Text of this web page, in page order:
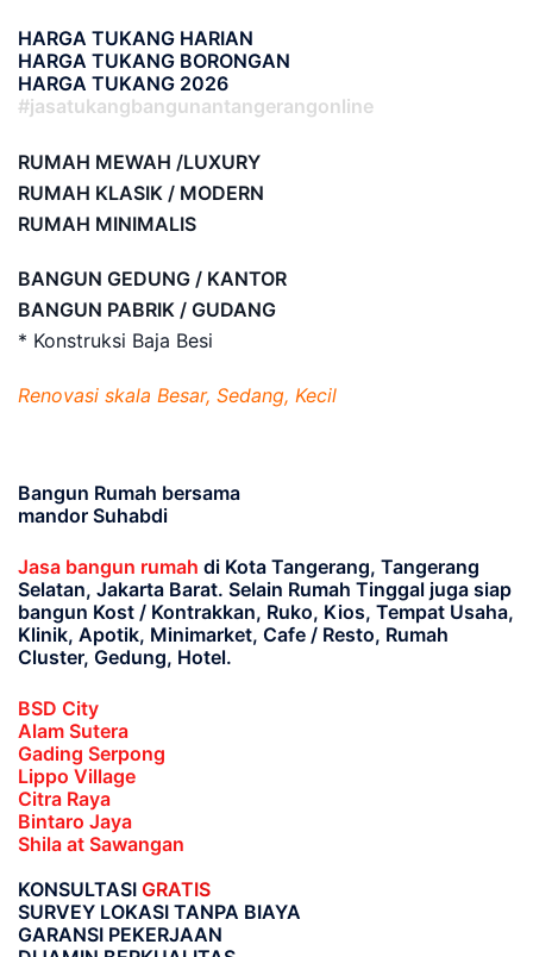
HARGA TUKANG HARIAN
HARGA TUKANG BORONGAN
HARGA TUKANG 2026
#jasatukangbangunantangerangonline
RUMAH MEWAH /LUXURY
RUMAH KLASIK / MODERN
RUMAH MINIMALIS
BANGUN GEDUNG / KANTOR
BANGUN PABRIK / GUDANG
* Konstruksi Baja Besi
Renovasi skala Besar, Sedang, Kecil
Bangun Rumah bersama
mandor Suhabdi
Jasa bangun rumah di Kota Tangerang, Tangerang
Selatan, Jakarta Barat. Selain Rumah Tinggal juga siap
bangun Kost / Kontrakkan, Ruko, Kios, Tempat Usaha,
Klinik, Apotik, Minimarket, Cafe / Resto, Rumah
Cluster, Gedung, Hotel.
BSD City
Alam Sutera
Gading Serpong
Lippo Village
Citra Raya
Bintaro Jaya
Shila at Sawangan
KONSULTASI GRATIS
SURVEY LOKASI TANPA BIAYA
GARANSI PEKERJAAN